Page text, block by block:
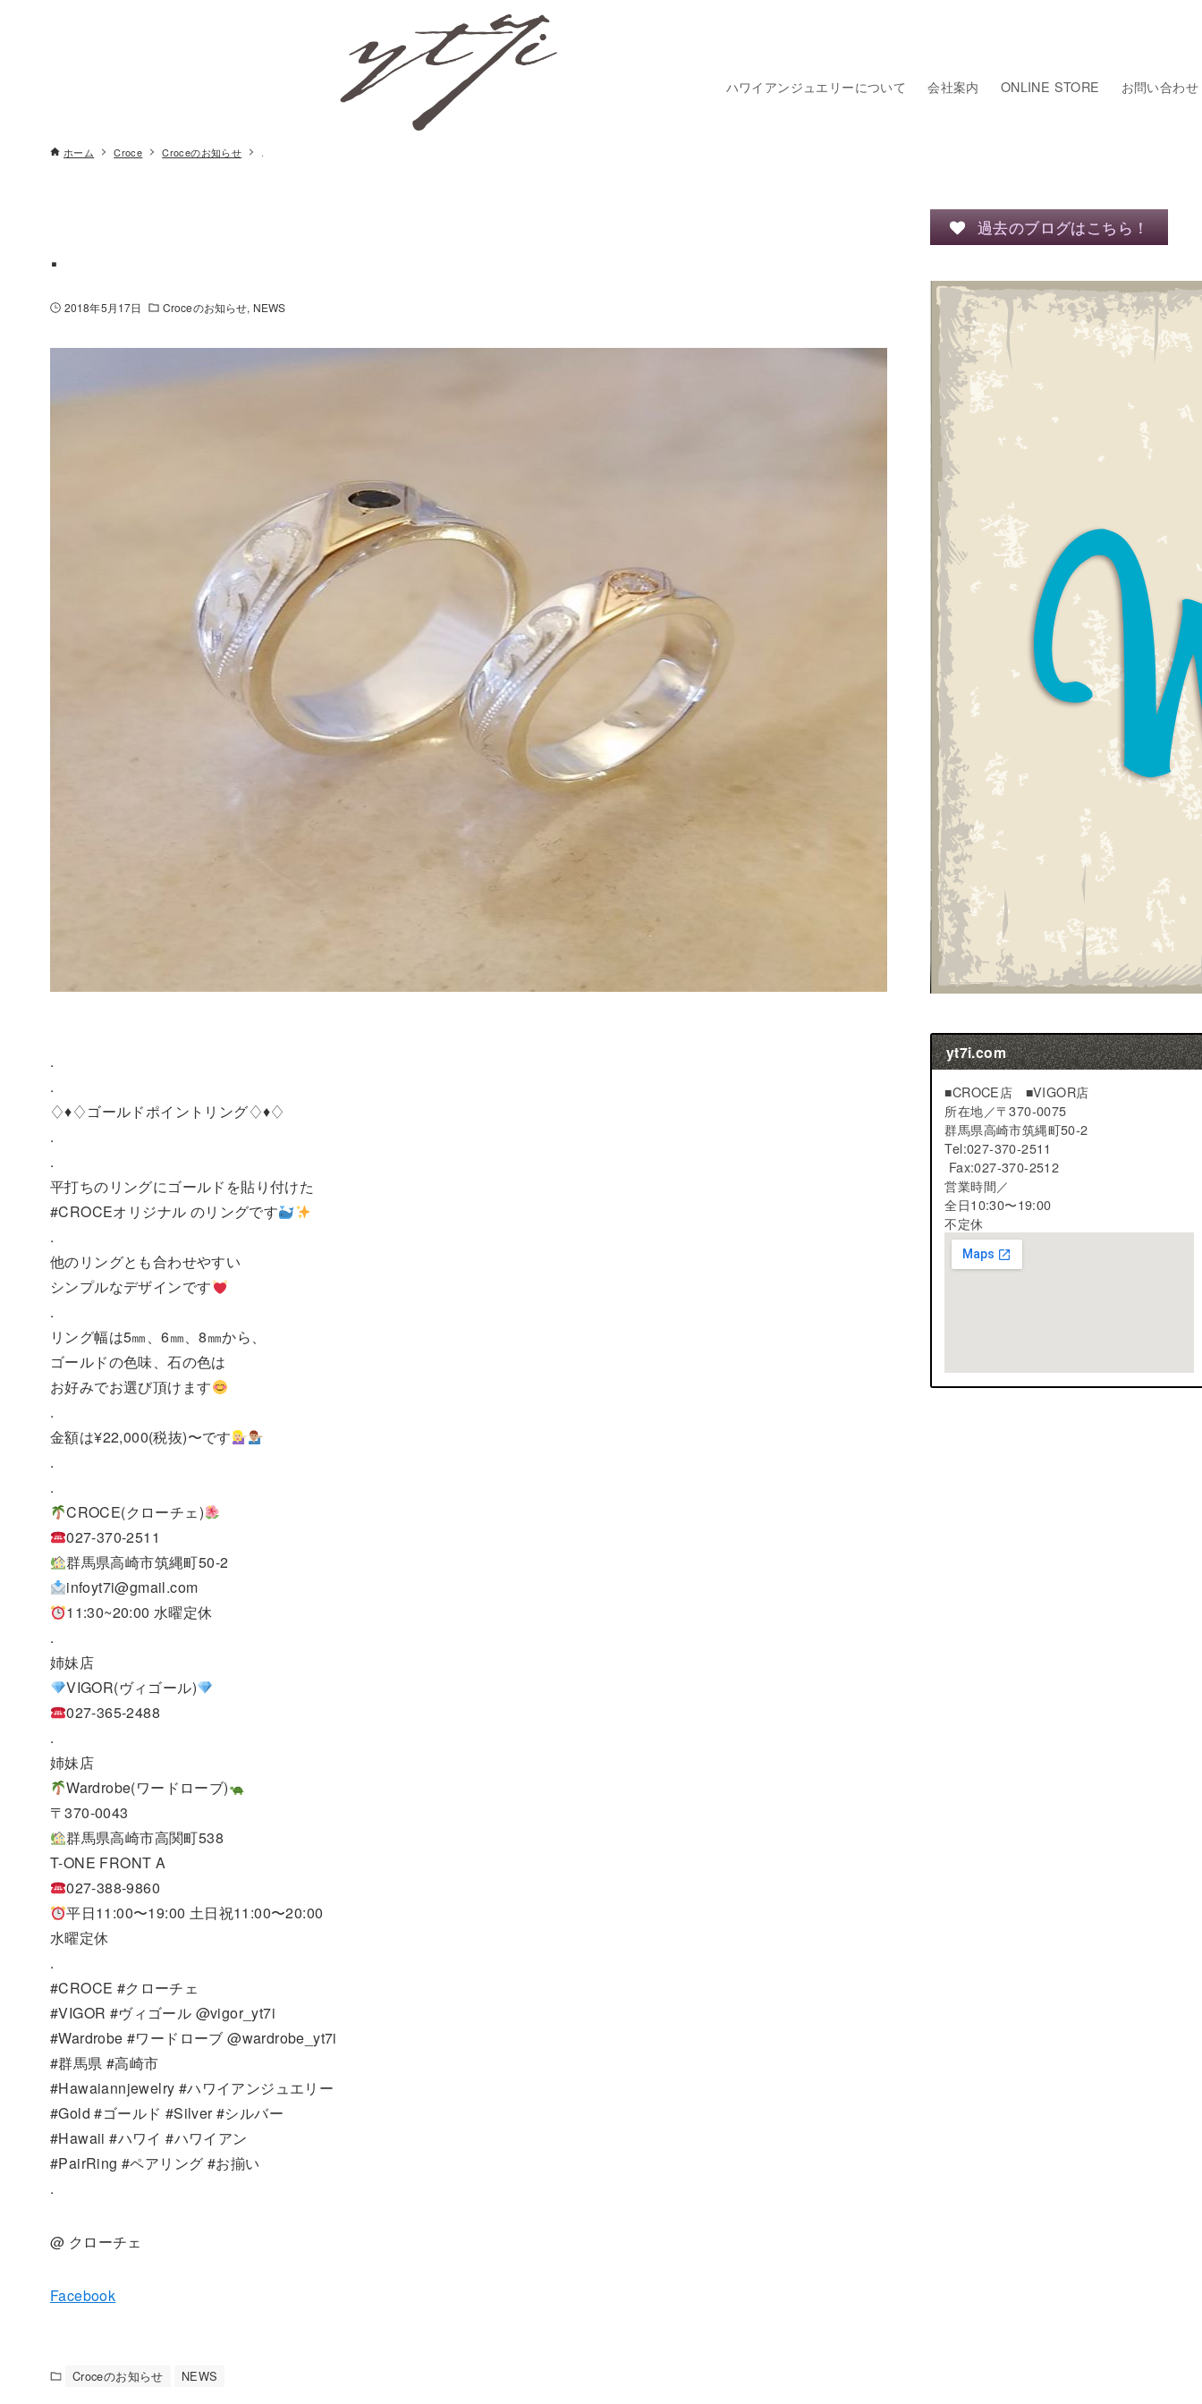
ハワイアンジュエリーについて 会社案内 ONLINE STORE お問い合わせ
ホーム Croce Croceのお知らせ
.
2018年5月17日 Croceのお知らせ NEWS
.
.
♢♦︎♢ゴールドポイントリング♢♦︎♢
.
.
平打ちのリングにゴールドを貼り付けた
#CROCEオリジナル のリングです
.
他のリングとも合わせやすい
シンプルなデザインです
.
リング幅は5㎜、6㎜、8㎜から、
ゴールドの色味、石の色は
お好みでお選び頂けます
.
金額は¥22,000(税抜)〜です
.
.
CROCE(クローチェ)
027-370-2511
群馬県高崎市筑縄町50-2
infoyt7i@gmail.com
11:30~20:00 水曜定休
.
姉妹店
VIGOR(ヴィゴール)
027-365-2488
.
姉妹店
Wardrobe(ワードローブ)
〒370-0043
群馬県高崎市高関町538
T-ONE FRONT A
027-388-9860
平日11:00〜19:00 土日祝11:00〜20:00
水曜定休
.
#CROCE #クローチェ
#VIGOR #ヴィゴール @vigor_yt7i
#Wardrobe #ワードローブ @wardrobe_yt7i
#群馬県 #高崎市
#Hawaiannjewelry #ハワイアンジュエリー
#Gold #ゴールド #Silver #シルバー
#Hawaii #ハワイ #ハワイアン
#PairRing #ペアリング #お揃い
.
@ クローチェ
Facebook
Croceのお知らせ NEWS
過去のブログはこちら！
yt7i.com
■CROCE店 ■VIGOR店
所在地／〒370-0075
群馬県高崎市筑縄町50-2
Tel:027-370-2511
Fax:027-370-2512
営業時間／
全日10:30〜19:00
不定休